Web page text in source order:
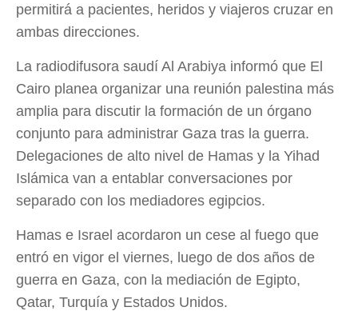
permitirá a pacientes, heridos y viajeros cruzar en
ambas direcciones.
La radiodifusora saudí Al Arabiya informó que El
Cairo planea organizar una reunión palestina más
amplia para discutir la formación de un órgano
conjunto para administrar Gaza tras la guerra.
Delegaciones de alto nivel de Hamas y la Yihad
Islámica van a entablar conversaciones por
separado con los mediadores egipcios.
Hamas e Israel acordaron un cese al fuego que
entró en vigor el viernes, luego de dos años de
guerra en Gaza, con la mediación de Egipto,
Qatar, Turquía y Estados Unidos.